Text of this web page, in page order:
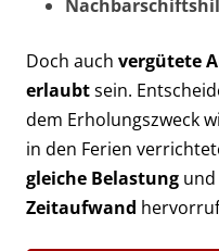
Doch auch vergütete
erlaubtsein.
dem Erholungszweck
in den Ferien
gleiche Belastung
Zeitaufwand